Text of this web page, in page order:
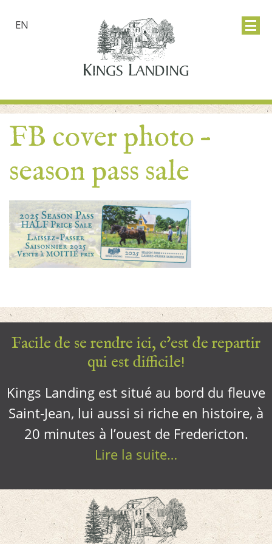
EN
FB cover photo –
season pass sale
Facile de se rendre ici, c’est de repartir
qui est difficile!
Kings Landing est situé au bord du fleuve
Saint-Jean, lui aussi si riche en histoire, à
20 minutes à l’ouest de Fredericton.
Lire la suite…